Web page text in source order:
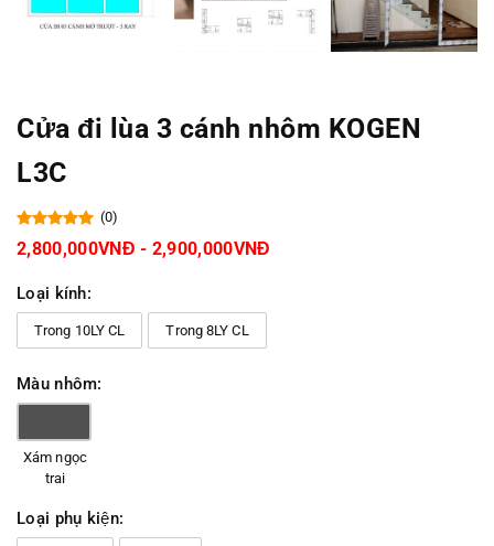
Cửa đi lùa 3 cánh nhôm KOGEN
L3C
(0)
2,800,000VNĐ - 2,900,000VNĐ
Loại kính:
Trong 10LY CL Trong 8LY CL
Màu nhôm:
Xám ngọc
trai
Loại phụ kiện: